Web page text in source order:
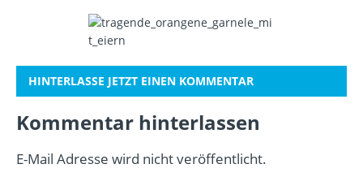
HINTERLASSE JETZT EINEN KOMMENTAR
Kommentar hinterlassen
E-Mail Adresse wird nicht veröffentlicht.